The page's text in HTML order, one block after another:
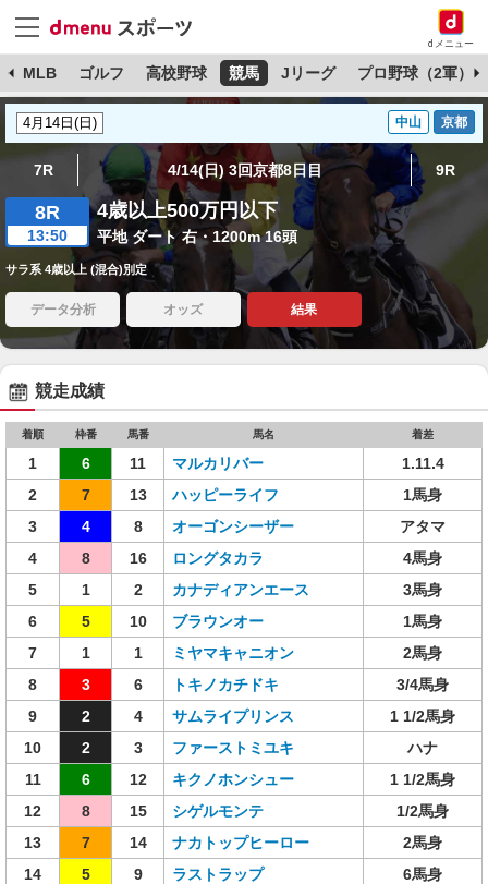
dメニュー
MLB ゴルフ 高校野球 競馬 Jリーグ プロ野球（2軍）
中山 京都
7R 4/14(日) 3回京都8日目 9R
8R
13:50
4歳以上500万円以下
平地 ダート 右・1200m 16頭
サラ系 4歳以上 (混合)別定
データ分析 オッズ 結果
競走成績
着順 枠番 馬番 馬名 着差
1 6 11 マルカリバー
1.11.4
2
7 13 ハッピーライフ
1馬身
3
4 8 オーゴンシーザー
アタマ
4
8 16 ロングタカラ
4馬身
5
1 2 カナディアンエース
3馬身
6
5 10 ブラウンオー
1馬身
7
1 1 ミヤマキャニオン
2馬身
8
3 6 トキノカチドキ
3/4馬身
9
2 4 サムライプリンス
1 1/2馬身
10
2 3 ファーストミユキ
ハナ
11
6 12 キクノホンシュー
1 1/2馬身
12
8 15 シゲルモンテ
1/2馬身
13
7 14 ナカトップヒーロー
2馬身
14
5 9 ラストラップ
6馬身